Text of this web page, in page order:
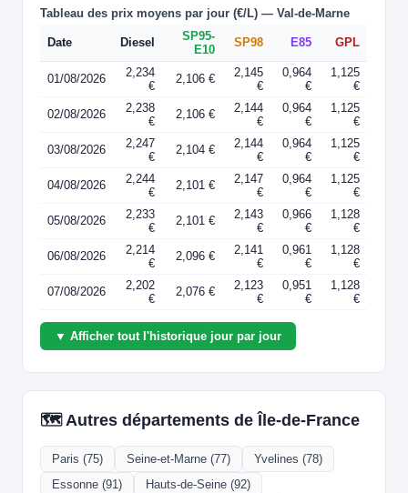
Tableau des prix moyens par jour (€/L) — Val-de-Marne
Date Diesel
SP95-
E10
SP98 E85 GPL
01/08/2026
2,234
€
2,106 €
2,145
€
0,964
€
1,125
€
02/08/2026
2,238
€
2,106 €
2,144
€
0,964
€
1,125
€
03/08/2026
2,247
€
2,104 €
2,144
€
0,964
€
1,125
€
04/08/2026
2,244
€
2,101 €
2,147
€
0,964
€
1,125
€
05/08/2026
2,233
€
2,101 €
2,143
€
0,966
€
1,128
€
06/08/2026
2,214
€
2,096 €
2,141
€
0,961
€
1,128
€
07/08/2026
2,202
€
2,076 €
2,123
€
0,951
€
1,128
€
▼ Afficher tout l'historique jour par jour
🗺️ Autres départements de Île-de-France
Paris (75) Seine-et-Marne (77)
Yvelines (78)
Essonne (91)
Hauts-de-Seine (92)